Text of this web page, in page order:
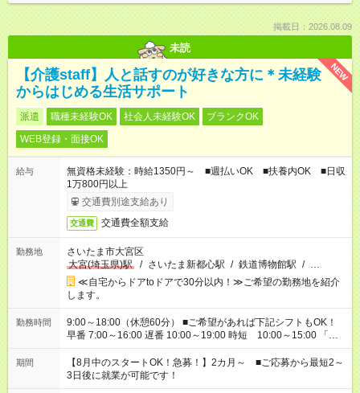
掲載日：2026.08.09
未読
NEW
【介護staff】人と話すのが好きな方に＊未経験
からはじめる生活サポート
派遣 職種未経験OK 社会人未経験OK
ブランクOK
WEB登録・面接OK
給与
無資格未経験：時給1350円～ ■週払いOK ■扶養内OK ■日収
1万800円以上
交通費別途支給あり
交通費 交通費全額支給
勤務地
さいたま市大宮区
大宮(埼玉県)駅
/ さいたま新都心駅 / 鉄道博物館駅 / …
≪自宅からドアtoドアで30分以内！≫ご希望の勤務地を紹介
します。
勤務時間
9:00～18:00（休憩60分） ■ご希望があれば下記シフトもOK！
早番 7:00～16:00 遅番 10:00～19:00 時短 10:00～15:00 「家
族と休みを合わせたい」 「余裕を持って夕飯の準備がしたい」
「できれば残業はしたくない」 など、ご希望を教えてください
ね。 ※Wワーク希望の方へ 今ご覧のお仕事で希望する勤務時間
と、もう1つのお仕事の勤務時間。 合計で週40時間を超える場
期間
【8月中のスタートOK！急募！】2カ月～ ■ご応募から最短2～
3日後に就業が可能です！